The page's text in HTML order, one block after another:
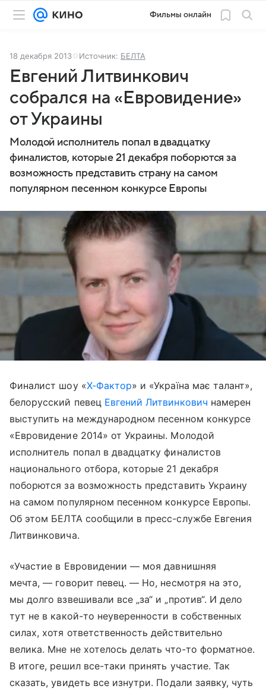
Фильмы онлайн
18 декабря 2013 Источник: БЕЛТА
Евгений Литвинкович
собрался на «Евровидение»
от Украины
Молодой исполнитель попал в двадцатку
финалистов, которые 21 декабря поборются за
возможность представить страну на самом
популярном песенном конкурсе Европы
Финалист шоу «Х-Фактор» и «Україна має талант»,
белорусский певец Евгений Литвинкович намерен
выступить на международном песенном конкурсе
«Евровидение 2014» от Украины. Молодой
исполнитель попал в двадцатку финалистов
национального отбора, которые 21 декабря
поборются за возможность представить Украину
на самом популярном песенном конкурсе Европы.
Об этом БЕЛТА сообщили в пресс-службе Евгения
Литвинковича.
«Участие в Евровидении — моя давнишняя
мечта, — говорит певец. — Но, несмотря на это,
мы долго взвешивали все „за“ и „против“. И дело
тут не в какой-то неуверенности в собственных
силах, хотя ответственность действительно
велика. Мне не хотелось делать что-то форматное.
В итоге, решил все-таки принять участие. Так
сказать, увидеть все изнутри. Подали заявку, чуть